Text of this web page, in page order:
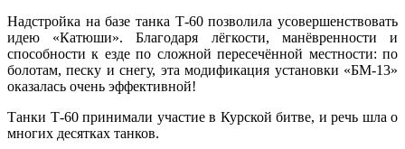
Надстройка на базе танка Т-60 позволила усовершенствовать
идею «Катюши». Благодаря лёгкости, манёвренности и
способности к езде по сложной пересечённой местности: по
болотам, песку и снегу, эта модификация установки «БМ-13»
оказалась очень эффективной!
Танки Т-60 принимали участие в Курской битве, и речь шла о
многих десятках танков.